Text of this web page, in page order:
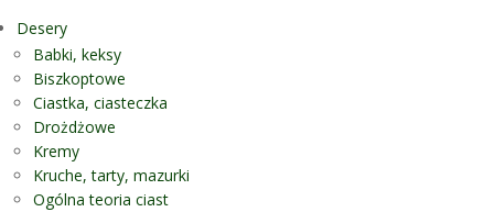
Desery
Babki, keksy
Biszkoptowe
Ciastka, ciasteczka
Drożdżowe
Kremy
Kruche, tarty, mazurki
Ogólna teoria ciast